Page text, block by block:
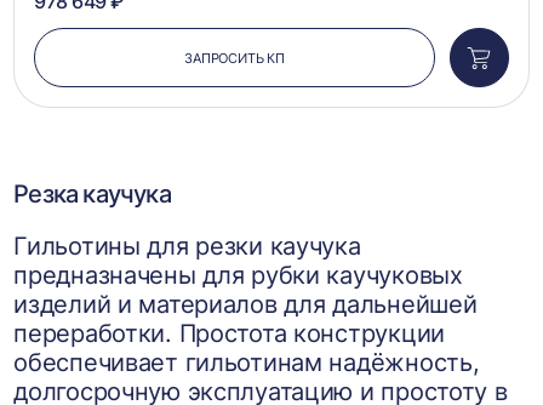
ЗАПРОСИТЬ КП
в
Резка каучука
Гильотины для резки каучука
предназначены для рубки каучуковых
изделий и материалов для дальнейшей
переработки. Простота конструкции
обеспечивает гильотинам надёжность,
долгосрочную эксплуатацию и простоту в